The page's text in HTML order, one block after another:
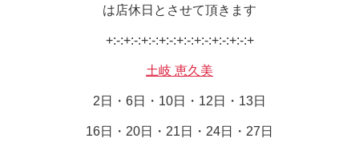
は店休日とさせて頂きます
+:-:+:-:+:-:+:-:+:-:+:-:+:-:+:-:+
土岐 恵久美
2日・6日・10日・12日・13日
16日・20日・21日・24日・27日